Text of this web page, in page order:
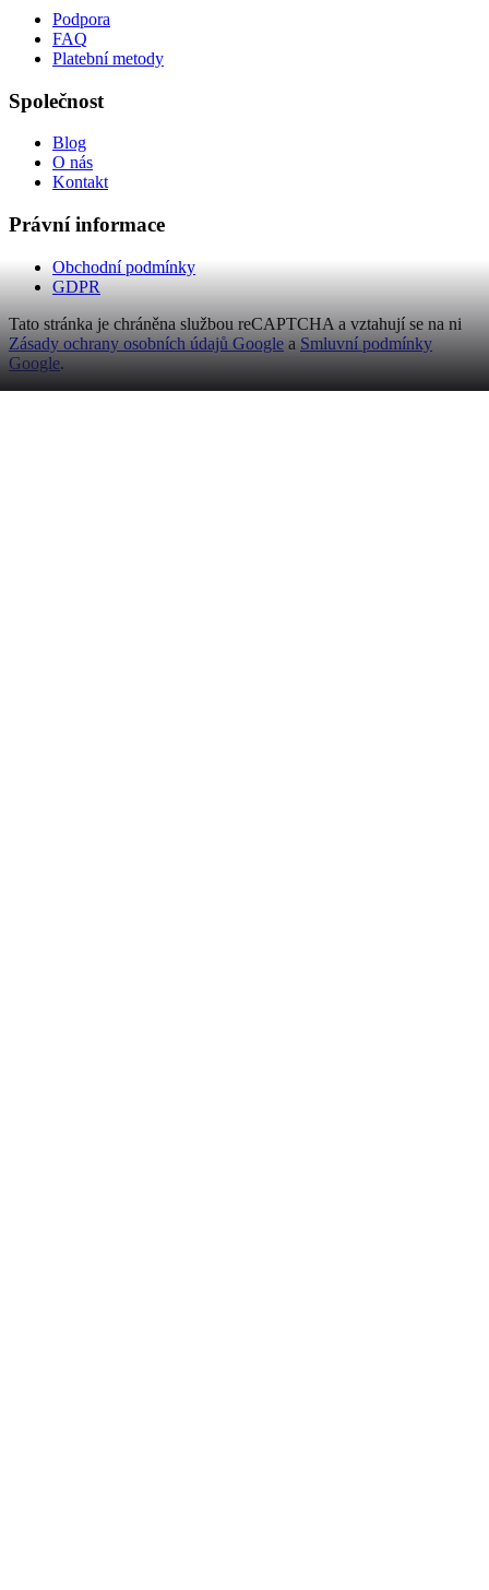
Podpora
FAQ
Platební metody
Společnost
Blog
O nás
Kontakt
Právní informace
Obchodní podmínky
GDPR
Tato stránka je chráněna službou reCAPTCHA a vztahují se na ni
Zásady ochrany osobních údajů Google a Smluvní podmínky
Google.